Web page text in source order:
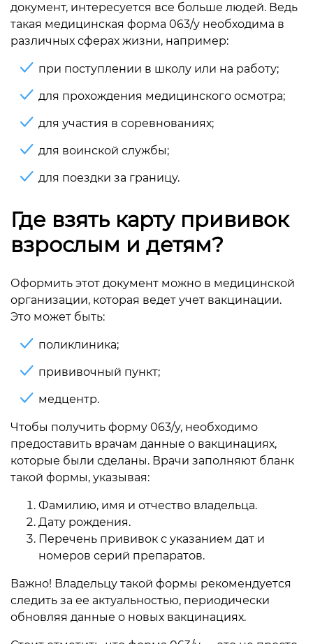
документ, интересуется все больше людей. Ведь
такая медицинская форма 063/у необходима в
различных сферах жизни, например:
при поступлении в школу или на работу;
для прохождения медицинского осмотра;
для участия в соревнованиях;
для воинской службы;
для поездки за границу.
Где взять карту прививок
взрослым и детям?
Оформить этот документ можно в медицинской
организации, которая ведет учет вакцинации.
Это может быть:
поликлиника;
прививочный пункт;
медцентр.
Чтобы получить форму 063/у, необходимо
предоставить врачам данные о вакцинациях,
которые были сделаны. Врачи заполняют бланк
такой формы, указывая:
Фамилию, имя и отчество владельца.
Дату рождения.
Перечень прививок с указанием дат и
номеров серий препаратов.
Важно! Владельцу такой формы рекомендуется
следить за ее актуальностью, периодически
обновляя данные о новых вакцинациях.